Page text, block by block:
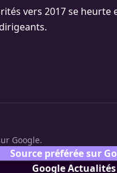
vers 2017 se
Google.
Source préférée sur
Google Actualités